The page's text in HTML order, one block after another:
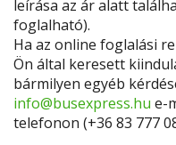
leírása az ár alatt
foglalható).
Ha az online foglalási
Ön által keresett
bármilyen egyéb
info@busexpress.hu e-
telefonon (+36 83 777